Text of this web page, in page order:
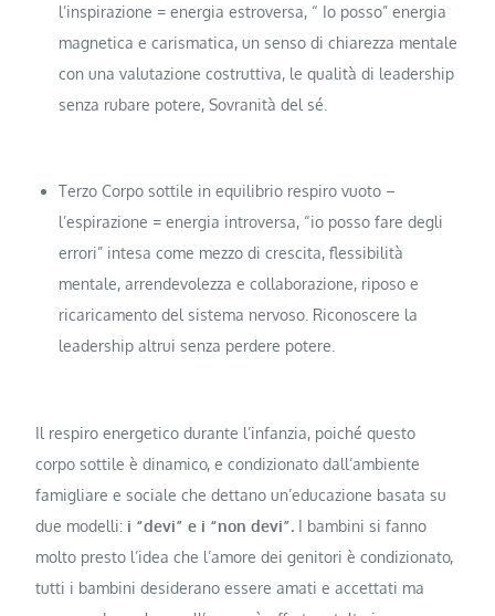
l’inspirazione = energia estroversa, “ Io posso” energia
magnetica e carismatica, un senso di chiarezza mentale
con una valutazione costruttiva, le qualità di leadership
senza rubare potere, Sovranità del sé.
Terzo Corpo sottile in equilibrio respiro vuoto –
l’espirazione = energia introversa, “io posso fare degli
errori” intesa come mezzo di crescita, flessibilità
mentale, arrendevolezza e collaborazione, riposo e
ricaricamento del sistema nervoso. Riconoscere la
leadership altrui senza perdere potere.
Il respiro energetico durante l’infanzia, poiché questo
corpo sottile è dinamico, e condizionato dall’ambiente
famigliare e sociale che dettano un’educazione basata su
due modelli: i “devi” e i “non devi”. I bambini si fanno
molto presto l’idea che l’amore dei genitori è condizionato,
tutti i bambini desiderano essere amati e accettati ma